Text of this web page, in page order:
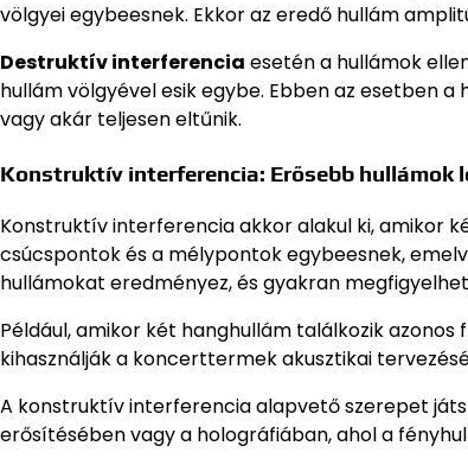
völgyei egybeesnek. Ekkor az eredő hullám
Destruktív interferencia esetén a hullámok
hullám völgyével esik egybe. Ebben az esetben
vagy akár teljesen eltűnik.
Konstruktív interferencia: Erősebb hullámok
Konstruktív interferencia akkor alakul ki, amikor
csúcspontok és a mélypontok egybeesnek,
hullámokat eredményez, és gyakran
Például, amikor két hanghullám találkozik
kihasználják a koncerttermek akusztikai
A konstruktív interferencia alapvető szerepet
erősítésében vagy a holográfiában, ahol a